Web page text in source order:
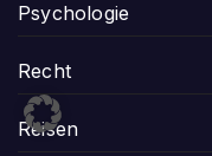
Psychologie
Recht
Reisen